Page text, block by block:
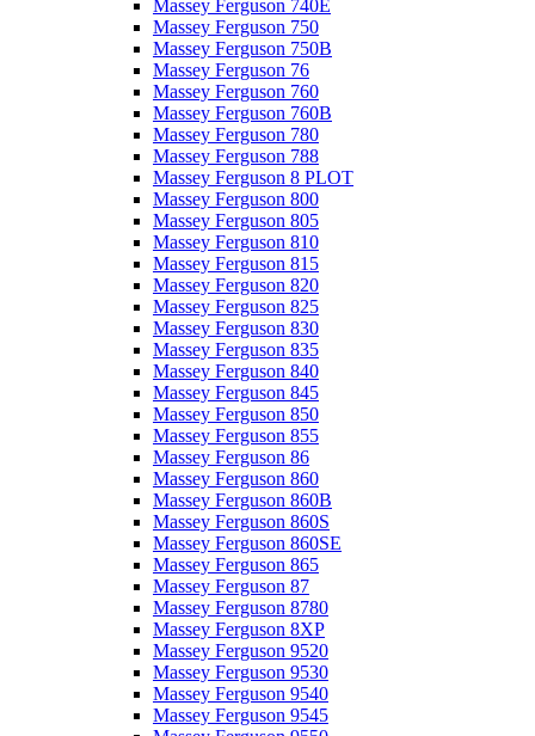
Massey Ferguson 740E
Massey Ferguson 750
Massey Ferguson 750B
Massey Ferguson 76
Massey Ferguson 760
Massey Ferguson 760B
Massey Ferguson 780
Massey Ferguson 788
Massey Ferguson 8 PLOT
Massey Ferguson 800
Massey Ferguson 805
Massey Ferguson 810
Massey Ferguson 815
Massey Ferguson 820
Massey Ferguson 825
Massey Ferguson 830
Massey Ferguson 835
Massey Ferguson 840
Massey Ferguson 845
Massey Ferguson 850
Massey Ferguson 855
Massey Ferguson 86
Massey Ferguson 860
Massey Ferguson 860B
Massey Ferguson 860S
Massey Ferguson 860SE
Massey Ferguson 865
Massey Ferguson 87
Massey Ferguson 8780
Massey Ferguson 8XP
Massey Ferguson 9520
Massey Ferguson 9530
Massey Ferguson 9540
Massey Ferguson 9545